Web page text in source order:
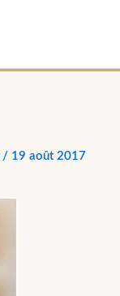
/ 19 août 2017